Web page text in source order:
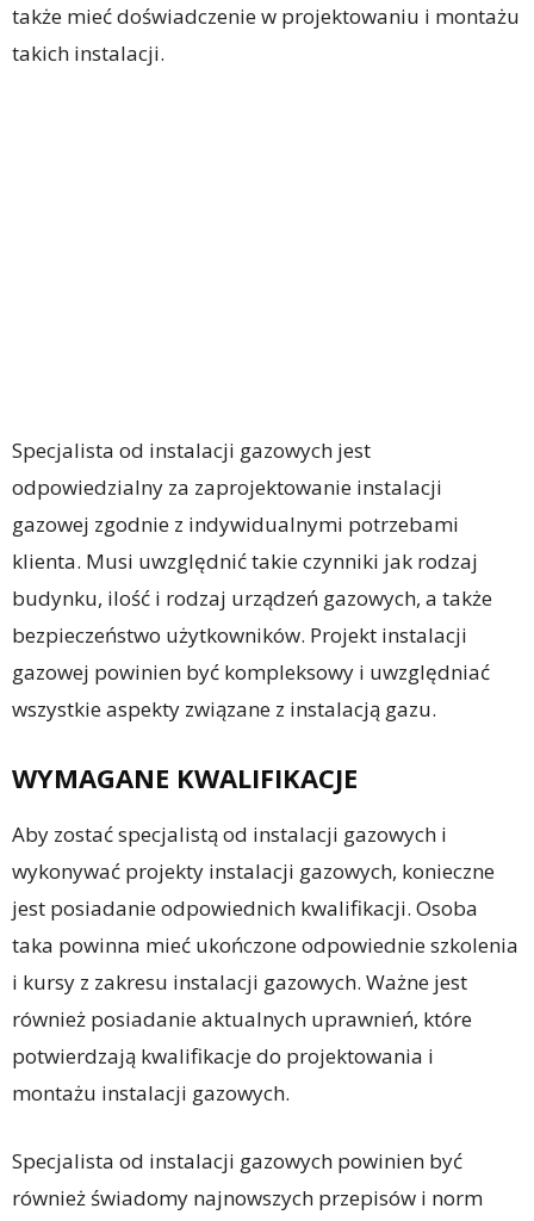
także mieć doświadczenie w projektowaniu i montażu
takich instalacji.
Specjalista od instalacji gazowych jest
odpowiedzialny za zaprojektowanie instalacji
gazowej zgodnie z indywidualnymi potrzebami
klienta. Musi uwzględnić takie czynniki jak rodzaj
budynku, ilość i rodzaj urządzeń gazowych, a także
bezpieczeństwo użytkowników. Projekt instalacji
gazowej powinien być kompleksowy i uwzględniać
wszystkie aspekty związane z instalacją gazu.
WYMAGANE KWALIFIKACJE
Aby zostać specjalistą od instalacji gazowych i
wykonywać projekty instalacji gazowych, konieczne
jest posiadanie odpowiednich kwalifikacji. Osoba
taka powinna mieć ukończone odpowiednie szkolenia
i kursy z zakresu instalacji gazowych. Ważne jest
również posiadanie aktualnych uprawnień, które
potwierdzają kwalifikacje do projektowania i
montażu instalacji gazowych.
Specjalista od instalacji gazowych powinien być
również świadomy najnowszych przepisów i norm